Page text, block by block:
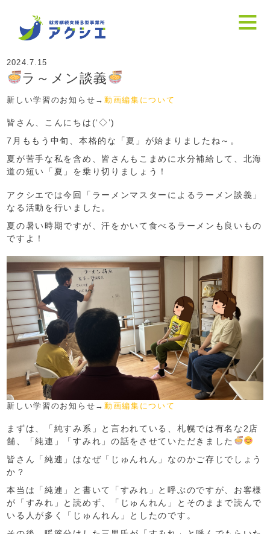
2024.7.15
ラ～メン談義
新しい学習のお知らせ→ 動画編集について
皆さん、こんにちは(‘◇’)ゞ
7月ももう中旬、本格的な「夏」が始まりましたね～。
夏が苦手な私を含め、皆さんもこまめに水分補給して、北海
道の短い「夏」を乗り切りましょう！
アクシエでは今回「ラーメンマスターによるラーメン談義」
なる活動を行いました。
夏の暑い時期ですが、汗をかいて食べるラーメンも良いもの
ですよ！
新しい学習のお知らせ→ 動画編集について
まずは、「純すみ系」と言われている、札幌では有名な2店
舗、「純連」「すみれ」の話をさせていただきました
皆さん「純連」はなぜ「じゅんれん」なのかご存じでしょう
か？
本当は「純連」と書いて「すみれ」と呼ぶのですが、お客様
が「すみれ」と読めず、「じゅんれん」とそのままで読んで
いる人が多く「じゅんれん」としたのです。